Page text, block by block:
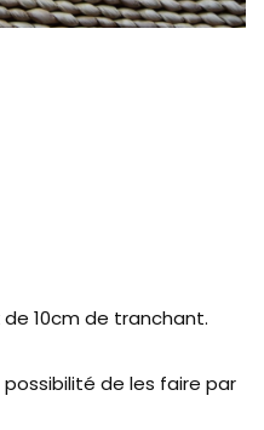
de 10cm de tranchant.
de les faire par